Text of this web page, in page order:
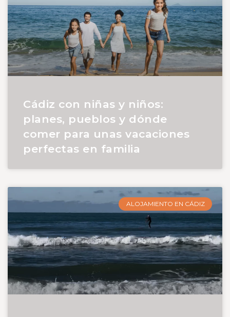
Cádiz con niñas y niños:
planes, pueblos y dónde
comer para unas vacaciones
perfectas en familia
ALOJAMIENTO EN CÁDIZ